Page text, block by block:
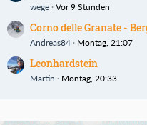
wege Vor 9 Stunden
Corno delle Granate -
Andreas84 Montag, 21:07
Leonhardstein
Martin Montag, 20:33